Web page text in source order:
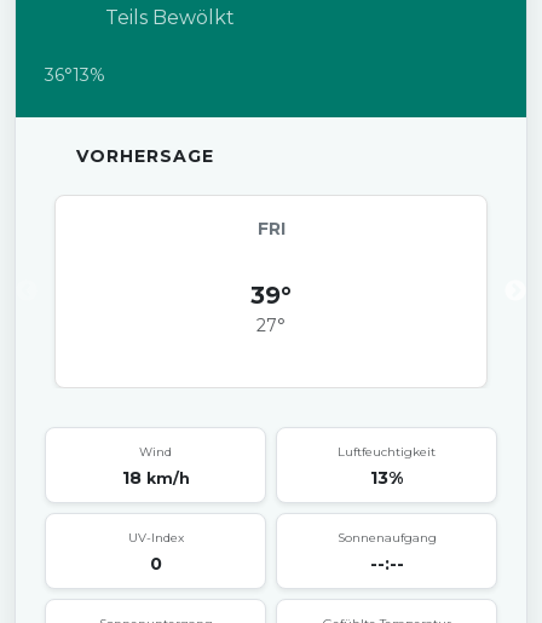
Teils Bewölkt
36°13%
VORHERSAGE
FRI
39°
27°
Wind
18 km/h
Luftfeuchtigkeit
13%
UV-Index
0
Sonnenaufgang
--:--